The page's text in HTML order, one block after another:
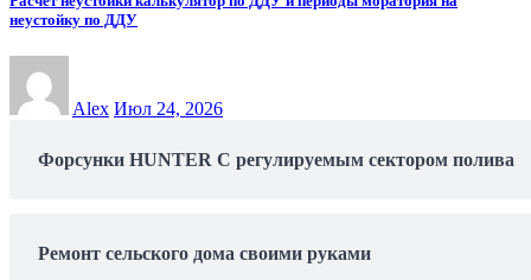
неустойку по ДДУ
Alex Июл 24, 2026
Форсунки HUNTER С регулируемым сектором полива
Ремонт сельского дома своими руками